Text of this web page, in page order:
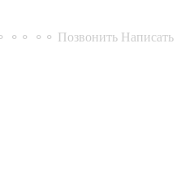
⚬⚬ ⚬⚬ Позвонить Написать